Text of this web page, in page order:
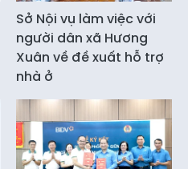
Sở Nội vụ làm việc với
người dân xã Hương
Xuân về đề xuất hỗ trợ
nhà ở